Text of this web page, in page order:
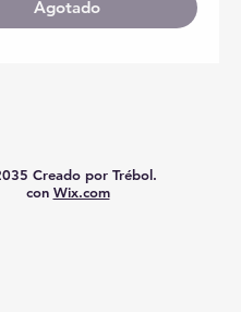
Agotado
Creado por Trébol.
con Wix.com